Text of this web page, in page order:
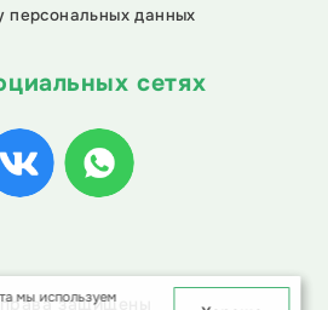
сетях
персональных данных
защищены
мы используем